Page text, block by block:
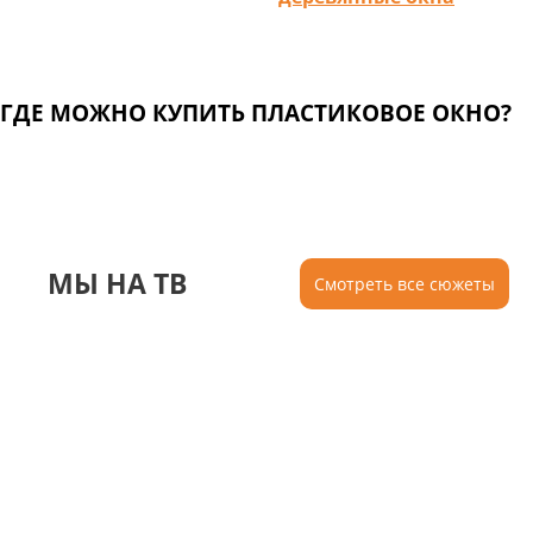
ГДЕ МОЖНО КУПИТЬ ПЛАСТИКОВОЕ ОКНО?
МЫ НА ТВ Смотреть все сюжеты